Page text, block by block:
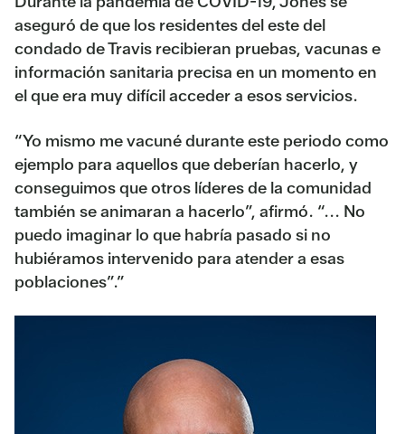
aseguró de que los residentes del este del
condado de Travis recibieran pruebas, vacunas e
información sanitaria precisa en un momento en
el que era muy difícil acceder a esos servicios.
“Yo mismo me vacuné durante este periodo como
ejemplo para aquellos que deberían hacerlo, y
conseguimos que otros líderes de la comunidad
también se animaran a hacerlo”, afirmó. “... No
puedo imaginar lo que habría pasado si no
hubiéramos intervenido para atender a esas
poblaciones”.”